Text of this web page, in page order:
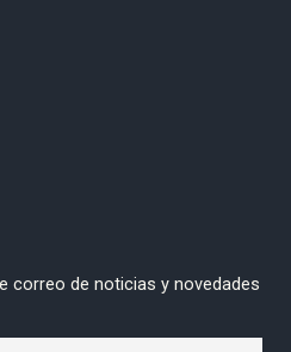
correo de noticias y novedades